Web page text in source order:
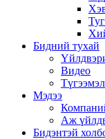
Бидний тухай
Видео
Мэдээ
Аж
Бидэнтэй